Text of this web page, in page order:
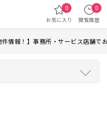
お気に入り
0
閲覧履歴
0
件情報！】事務所・サービス店舗で